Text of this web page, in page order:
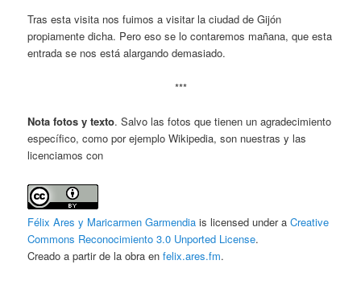
Tras esta visita nos fuimos a visitar la ciudad de Gijón
propiamente dicha. Pero eso se lo contaremos mañana, que esta
entrada se nos está alargando demasiado.
***
Nota fotos y texto. Salvo las fotos que tienen un agradecimiento
específico, como por ejemplo Wikipedia, son nuestras y las
licenciamos con
Félix Ares y Maricarmen Garmendia is licensed under aCreative
Commons Reconocimiento 3.0 Unported License.
Creado a partir de la obra enfelix.ares.fm.